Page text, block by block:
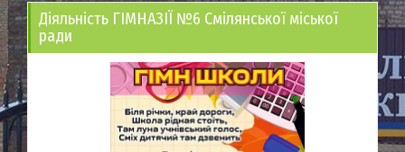
Діяльність ГІМНАЗІЇ №6 Смілянської міської
ради